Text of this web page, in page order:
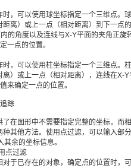
时，可以使用球坐标指定一个三维点。
距离）或上一点（相对距离）到下一点
的角度以及连线与X-Y平面的夹角正旋
一点的位置。
时，可以使用柱坐标指定一个三维点。
离）或上一点（相对距离），连线在X-Y
来确定一点的位置。
踪
了在图形中不需要指定完整的坐标，而
种其他方法。使用点过滤，可以输入部
余的坐标信息。
点过滤
对于已存在的对象，确定点的位置时，